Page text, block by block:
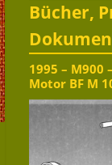
Bücher,
1995 – M900
Motor BF M